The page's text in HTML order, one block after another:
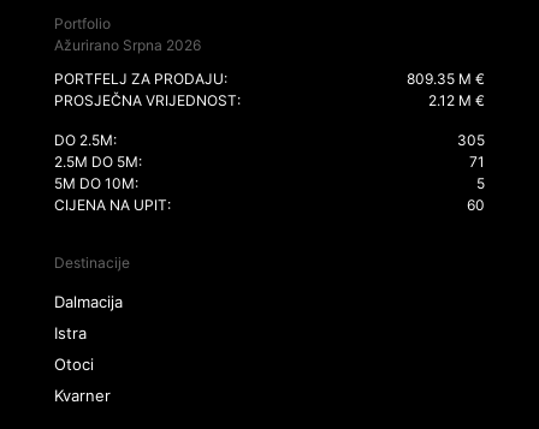
Portfolio
Ažurirano Srpna 2026
PORTFELJ ZA PRODAJU:
809.35 M €
PROSJEČNA VRIJEDNOST:
2.12 M €
DO 2.5M:
305
2.5M DO 5M:
71
5M DO 10M:
5
CIJENA NA UPIT:
60
Destinacije
Dalmacija
Istra
Otoci
Kvarner